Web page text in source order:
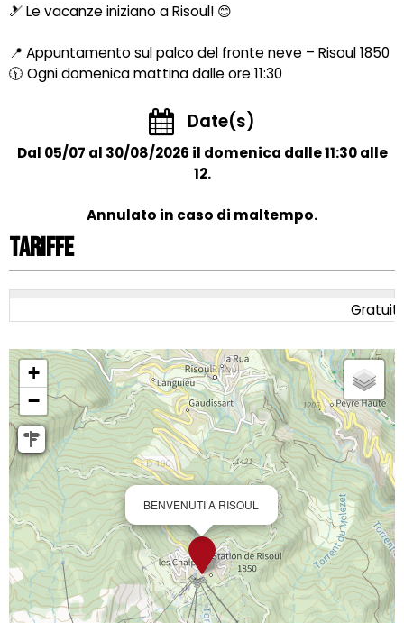
🎿 Le vacanze iniziano a Risoul! 😊
📍 Appuntamento sul palco del fronte neve – Risoul 1850
🕦 Ogni domenica mattina dalle ore 11:30
Date(s)
Dal 05/07 al 30/08/2026 il domenica dalle 11:30 alle
12.
Annulato in caso di maltempo.
Tariffe
BENVENUTI A RISOUL
+
−